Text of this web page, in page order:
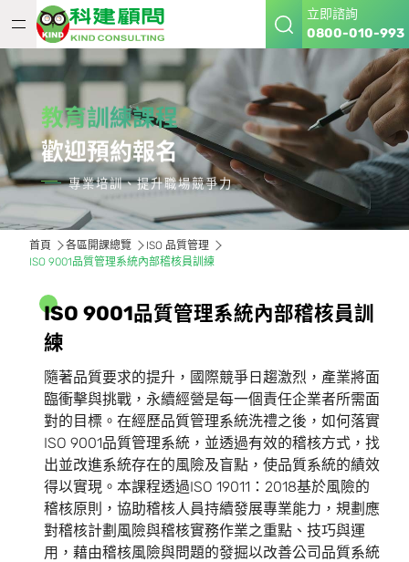
立即諮詢
0800-010-993
教育訓練課程
歡迎預約報名
專業培訓、提升職場競爭力
首頁 各區開課總覽
ISO 品質管理
ISO 9001品質管理系統內部稽核員訓練
ISO 9001品質管理系統內部稽核員訓
練
隨著品質要求的提升，國際競爭日趨激烈，產業將面
臨衝擊與挑戰，永續經營是每一個責任企業者所需面
對的目標。在經歷品質管理系統洗禮之後，如何落實
ISO 9001品質管理系統，並透過有效的稽核方式，找
出並改進系統存在的風險及盲點，使品質系統的績效
得以實現。本課程透過ISO 19011：2018基於風險的
稽核原則，協助稽核人員持續發展專業能力，規劃應
對稽核計劃風險與稽核實務作業之重點、技巧與運
用，藉由稽核風險與問題的發掘以改善公司品質系統